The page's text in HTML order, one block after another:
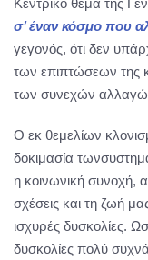
Κεντρικό θέμα της
σ’ έναν κόσμο που
γεγονός, ότι δεν
των επιπτώσεων της
των συνεχών
Ο εκ θεμελίων
δοκιμασία
η κοινωνική συνοχή,
σχέσεις και τη ζωή
ισχυρές δυσκολίες.
δυσκολίες πολύ